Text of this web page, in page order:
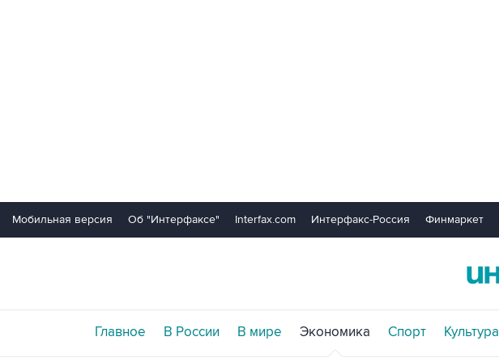
Мобильная версия Об "Интерфаксе" Interfax.com Интерфакс-Россия Финмаркет
Главное В России В мире Экономика Спорт Культура